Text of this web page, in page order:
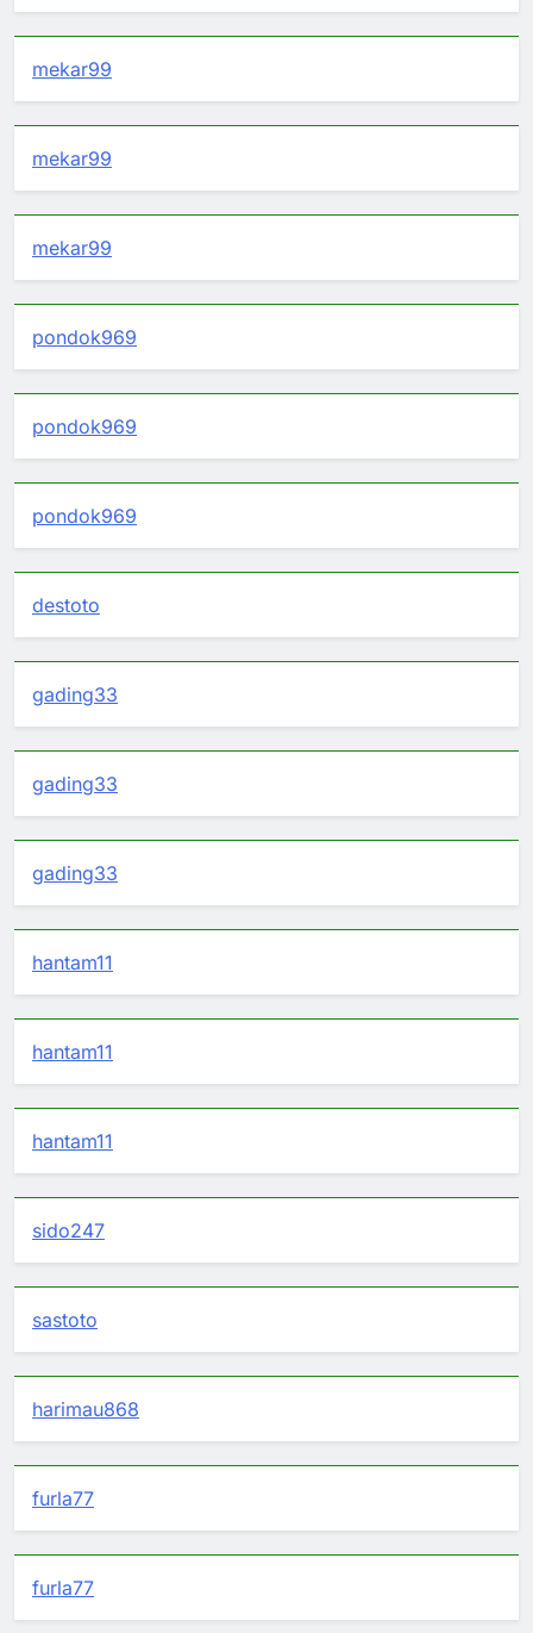
mekar99
mekar99
mekar99
pondok969
pondok969
pondok969
destoto
gading33
gading33
gading33
hantam11
hantam11
hantam11
sido247
sastoto
harimau868
furla77
furla77